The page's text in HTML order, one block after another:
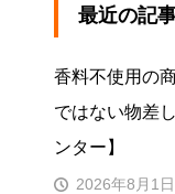
最近の記
香料不使用の
ではない物差
ンター】
2026年8月1日